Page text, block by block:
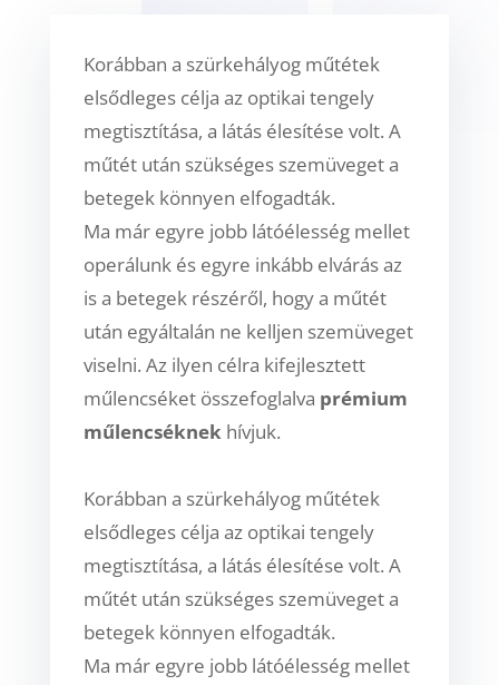
Korábban a szürkehályog műtétek
elsődleges célja az optikai tengely
megtisztítása, a látás élesítése volt. A
műtét után szükséges szemüveget a
betegek könnyen elfogadták.
Ma már egyre jobb látóélesség mellet
operálunk és egyre inkább elvárás az
is a betegek részéről, hogy a műtét
után egyáltalán ne kelljen szemüveget
viselni. Az ilyen célra kifejlesztett
műlencséket összefoglalva prémium
műlencséknekhívjuk.
Korábban a szürkehályog műtétek
elsődleges célja az optikai tengely
megtisztítása, a látás élesítése volt. A
műtét után szükséges szemüveget a
betegek könnyen elfogadták.
Ma már egyre jobb látóélesség mellet